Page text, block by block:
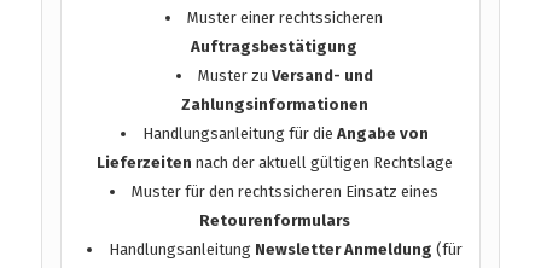
Muster einer rechtssicheren
Auftragsbestätigung
Muster zu Versand- und
Zahlungsinformationen
Handlungsanleitung für die Angabe von
Lieferzeiten nach der aktuell gültigen Rechtslage
Muster für den rechtssicheren Einsatz eines
Retourenformulars
Handlungsanleitung Newsletter Anmeldung (für